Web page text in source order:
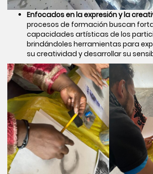
Enfocados en la expresión y la
procesos de formación buscan
capacidades artísticas de los
brindándoles herramientas para
su creatividad y desarrollar su